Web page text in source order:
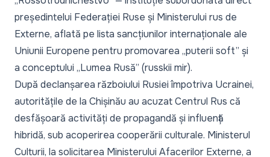
președintelui Federației Ruse și Ministerului rus de
Externe, aflată pe lista sancțiunilor internaționale ale
Uniunii Europene pentru promovarea „puterii soft” și
a conceptului „Lumea Rusă” (russkii mir).
După declanșarea războiului Rusiei împotriva Ucrainei,
autoritățile de la Chișinău au acuzat Centrul Rus că
desfășoară activități de propagandă și influență
hibridă, sub acoperirea cooperării culturale. Ministerul
Culturii, la solicitarea Ministerului Afacerilor Externe, a